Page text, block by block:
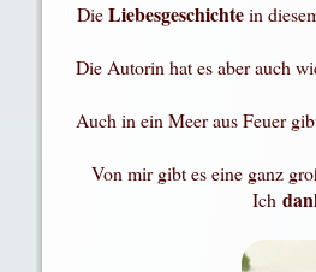
DieLiebesgeschichtein
Die Autorin hat es aber auch
Auch in ein Meer aus Feuer
Von mir gibt es eine ganz
Ich